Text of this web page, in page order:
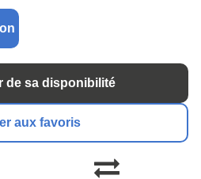
de sa disponibilité
aux favoris